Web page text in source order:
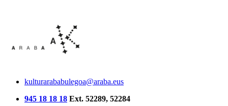
kulturarababulegoa@araba.eus
945 18 18 18 Ext. 52289, 52284